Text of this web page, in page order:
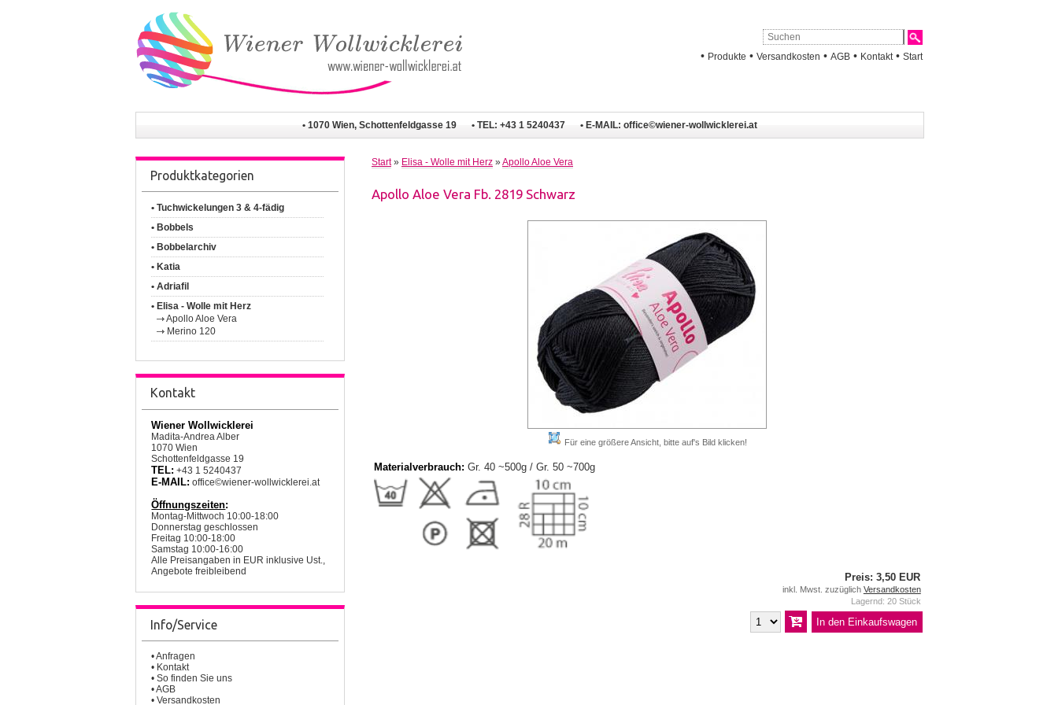
• Produkte • Versandkosten • AGB • Kontakt • Start
• 1070 Wien, Schottenfeldgasse 19 • TEL: +43 1 5240437 • E-MAIL:office©wiener-wollwicklerei.at
Produktkategorien
• Tuchwickelungen 3 & 4-fädig
• Bobbels
• Bobbelarchiv
• Katia
• Adriafil
• Elisa - Wolle mit Herz
Apollo Aloe Vera
Merino 120
Kontakt
Wiener Wollwicklerei
Madita-Andrea Alber
1070 Wien
Schottenfeldgasse 19
TEL: +43 1 5240437
E-MAIL: office©wiener-wollwicklerei.at
Öffnungszeiten:
Montag-Mittwoch 10:00-18:00
Donnerstag geschlossen
Freitag 10:00-18:00
Samstag 10:00-16:00
Alle Preisangaben in EUR inklusive Ust.,
Angebote freibleibend
Info/Service
•Anfragen
• Kontakt
•So finden Sie uns
•AGB
•Versandkosten
Start» Elisa - Wolle mit Herz »Apollo Aloe Vera
Apollo Aloe Vera Fb. 2819 Schwarz
Für eine größere Ansicht, bitte auf's Bild klicken!
Materialverbrauch: Gr. 40 ~500g / Gr. 50 ~700g
Preis: 3,50 EUR
inkl. Mwst. zuzüglich Versandkosten
Lagernd: 20 Stück